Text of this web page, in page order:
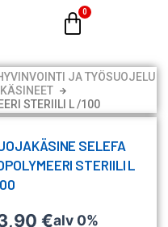
JA TYÖSUOJELU
STERIILI L /100
SELEFA
STERIILI L
€alv 0%